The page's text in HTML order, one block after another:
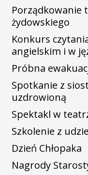
Porządkowanie
żydowskiego
Konkurs
angielskim i w
Próbna
Spotkanie z
uzdrowioną
Spektakl w
Szkolenie z
Dzień Chłopaka
Nagrody